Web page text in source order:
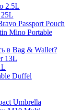
2.5L
Passport Pouch
Mino Portable
в Bag & Wallet?
13L
Duffel
Umbrella